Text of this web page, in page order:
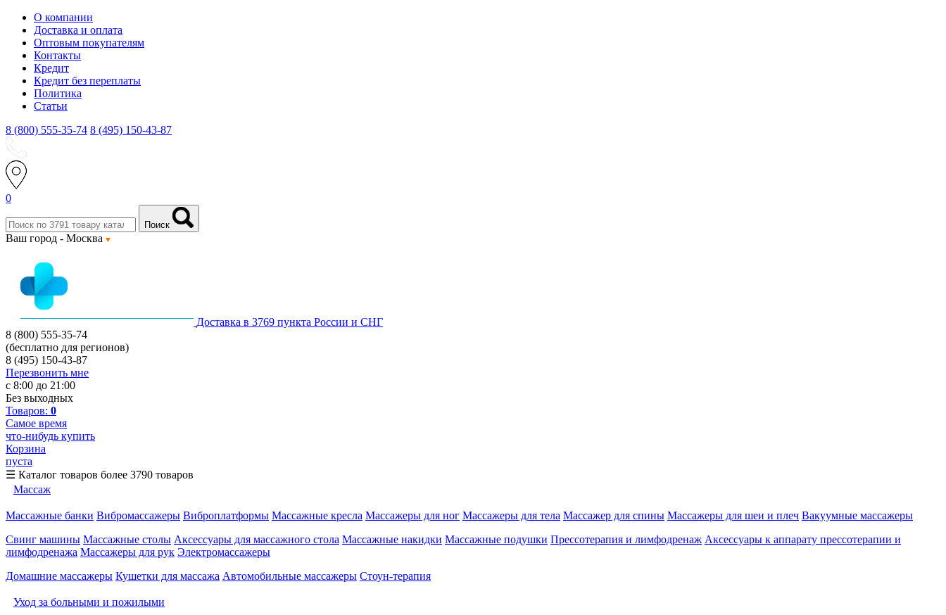
О компании
Доставка и оплата
Оптовым покупателям
Контакты
Кредит
Кредит без переплаты
Политика
Статьи
8 (800) 555-35-74 8 (495) 150-43-87
0
Поиск
Ваш город - Москва
Доставка в 3769 пункта России и СНГ
8 (800) 555-35-74
(бесплатно для регионов)
8 (495) 150-43-87
Перезвонить мне
с 8:00 до 21:00
Без выходных
Товаров: 0
Самое время
что-нибудь купить
Корзина
пуста
☰ Каталог товаров более 3790 товаров
Массаж
Массажные банки Вибромассажеры Виброплатформы Массажные кресла Массажеры для ног Массажеры для тела Массажер для спины Массажеры для шеи и плеч Вакуумные массажеры
Свинг машины Массажные столы Аксессуары для массажного стола Массажные накидки Массажные подушки Прессотерапия и лимфодренаж Аксессуары к аппарату прессотерапии и
лимфодренажа Массажеры для рук Электромассажеры
Домашние массажеры Кушетки для массажа Автомобильные массажеры Стоун-терапия
Уход за больными и пожилыми